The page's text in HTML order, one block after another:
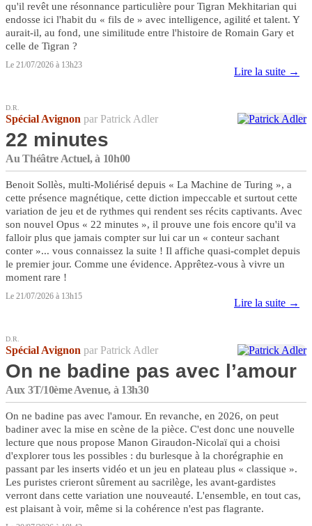
qu'il revêt une résonnance particulière pour Tigran Mekhitarian qui
endosse ici l'habit du « fils de » avec intelligence, agilité et talent. Y
aurait-il, au fond, une similitude entre l'histoire de Romain Gary et
celle de Tigran ?
Le 21/07/2026 à 13h23
Lire la suite →
D.R.
Spécial Avignon par Patrick Adler
22 minutes
Au Théâtre Actuel, à 10h00
Benoit Sollès, multi-Moliérisé depuis « La Machine de Turing », a
cette présence magnétique, cette diction impeccable et surtout cette
variation de jeu et de rythmes qui rendent ses récits captivants. Avec
son nouvel Opus « 22 minutes », il prouve une fois encore qu'il va
falloir plus que jamais compter sur lui car un « conteur sachant
conter »... vous connaissez la suite ! Il affiche quasi-complet depuis
le premier jour. Comme une évidence. Apprêtez-vous à vivre un
moment rare !
Le 21/07/2026 à 13h15
Lire la suite →
D.R.
Spécial Avignon par Patrick Adler
On ne badine pas avec l’amour
Aux 3T/10ème Avenue, à 13h30
On ne badine pas avec l'amour. En revanche, en 2026, on peut
badiner avec la mise en scène de la pièce. C'est donc une nouvelle
lecture que nous propose Manon Giraudon-Nicolaï qui a choisi
d'explorer tous les possibles : du burlesque à la chorégraphie en
passant par les inserts vidéo et un jeu en plateau plus « classique ».
Les puristes crieront sûrement au sacrilège, les avant-gardistes
verront dans cette variation une nouveauté. L'ensemble, en tout cas,
est plaisant à voir, même si la cohérence n'est pas flagrante.